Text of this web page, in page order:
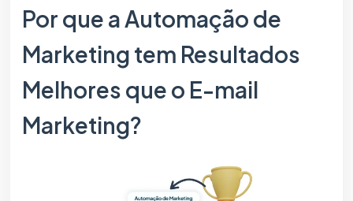
Por que a Automação de
Marketing tem Resultados
Melhores que o E-mail
Marketing?